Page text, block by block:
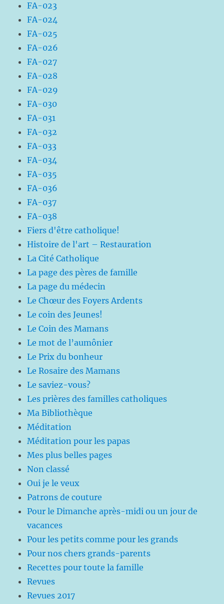
FA-023
FA-024
FA-025
FA-026
FA-027
FA-028
FA-029
FA-030
FA-031
FA-032
FA-033
FA-034
FA-035
FA-036
FA-037
FA-038
Fiers d'être catholique!
Histoire de l'art – Restauration
La Cité Catholique
La page des pères de famille
La page du médecin
Le Chœur des Foyers Ardents
Le coin des Jeunes!
Le Coin des Mamans
Le mot de l’aumônier
Le Prix du bonheur
Le Rosaire des Mamans
Le saviez-vous?
Les prières des familles catholiques
Ma Bibliothèque
Méditation
Méditation pour les papas
Mes plus belles pages
Non classé
Oui je le veux
Patrons de couture
Pour le Dimanche après-midi ou un jour de
vacances
Pour les petits comme pour les grands
Pour nos chers grands-parents
Recettes pour toute la famille
Revues
Revues 2017